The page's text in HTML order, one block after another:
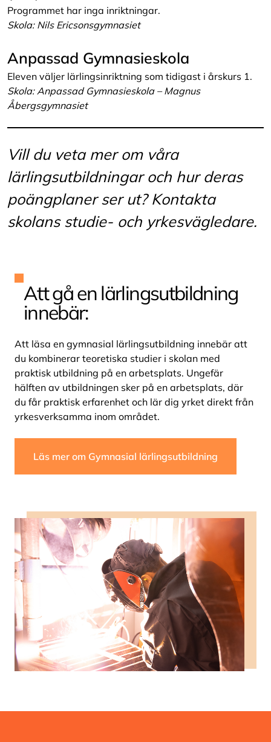
Programmet har inga inriktningar.
Skola: Nils Ericsonsgymnasiet
Anpassad Gymnasieskola
Eleven väljer lärlingsinriktning som tidigast i årskurs 1.
Skola: Anpassad Gymnasieskola – Magnus
Åbergsgymnasiet
Vill du veta mer om våra
lärlingsutbildningar och hur deras
poängplaner ser ut? Kontakta
skolansstudie- och yrkesvägledare.
Att gå en lärlingsutbildning
innebär:
Att läsa en gymnasial lärlingsutbildning innebär att
du kombinerar teoretiska studier i skolan med
praktisk utbildning på en arbetsplats. Ungefär
hälften av utbildningen sker på en arbetsplats, där
du får praktisk erfarenhet och lär dig yrket direkt från
yrkesverksamma inom området.
Läs mer om Gymnasial lärlingsutbildning